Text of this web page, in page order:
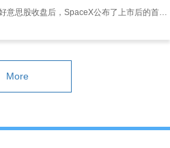
财联社8月5日讯（裁剪 牛占林）周二好意思股收盘后，SpaceX公布了上市后的首份财报。财报显现，受益于星链卫星互联网业务以及AI业务的强劲增长，公司季度营收接近翻倍，同期筹谋示寂大幅收窄。财报公布后，受成本开销飙升影响，SpaceX股价在盘后交游中下落逾8%。 具体来看，SpaceX第二季度营收达到78亿好意思元，远高于前年同期的41亿好意思元，也远超阛阓预期69.3亿好意思元。其中，星链业务收入同比增长66%，占公司总营收的一半以上；而AI业务收入同比增长约250%，该业务恰是马斯克此前要
More